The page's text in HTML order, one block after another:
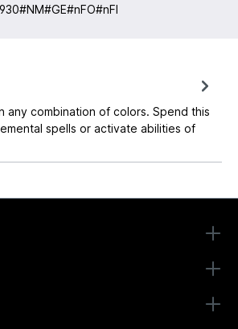
any combination of colors. Spend this
spells or activate abilities of